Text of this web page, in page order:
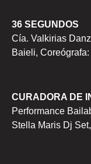
36 SEGUNDOS
Cía. Valkirias
Baieli, Coreógrafa:
CURADORA DE
Performance
Stella Maris Dj